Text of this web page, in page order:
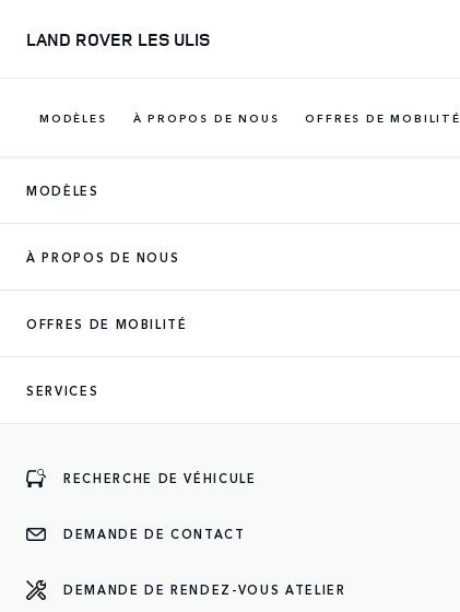
LAND ROVER LES ULIS
MODÈLES À PROPOS DE NOUS OFFRES DE MOBILITÉ
MODÈLES
À PROPOS DE NOUS
OFFRES DE MOBILITÉ
SERVICES
RECHERCHE DE VÉHICULE
DEMANDE DE CONTACT
DEMANDE DE RENDEZ-VOUS ATELIER